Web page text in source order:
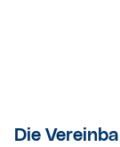
Die